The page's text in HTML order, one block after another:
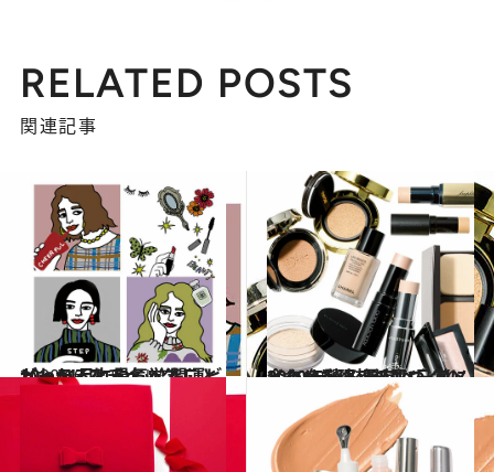
RELATED POSTS
関連記事
2020.10.7
10・11月にやるべきことがわかる 九星気学 開運ビューティをチェック！
ビューティ＆ヘルス 2020.10.8
2020年秋冬 最旬ベースメイク16選！ 新しい日常に合わせた理想の肌づくり
ビューティ＆ヘルス